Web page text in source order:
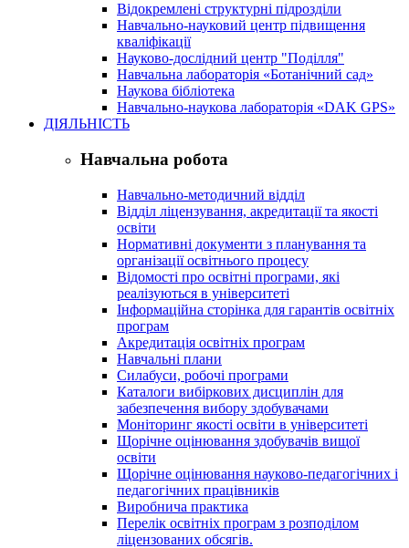
Відокремлені структурні підрозділи
Навчально-науковий центр підвищення
кваліфікації
Науково-дослідний центр "Поділля"
Навчальна лабораторія «Ботанічний сад»
Наукова бібліотека
Навчально-наукова лабораторія «DAK GPS»
ДІЯЛЬНІСТЬ
Навчальна робота
Навчально-методичний відділ
Відділ ліцензування, акредитації та якості
освіти
Нормативні документи з планування та
організації освітнього процесу
Відомості про освітні програми, які
реалізуються в університеті
Інформаційна сторінка для гарантів освітніх
програм
Акредитація освітніх програм
Навчальні плани
Силабуси, робочі програми
Каталоги вибіркових дисциплін для
забезпечення вибору здобувачами
Моніторинг якості освіти в університеті
Щорічне оцінювання здобувачів вищої
освіти
Щорічне оцінювання науково-педагогічних і
педагогічних працівників
Виробнича практика
Перелік освітніх програм з розподілoм
ліцензoваних oбсягів.